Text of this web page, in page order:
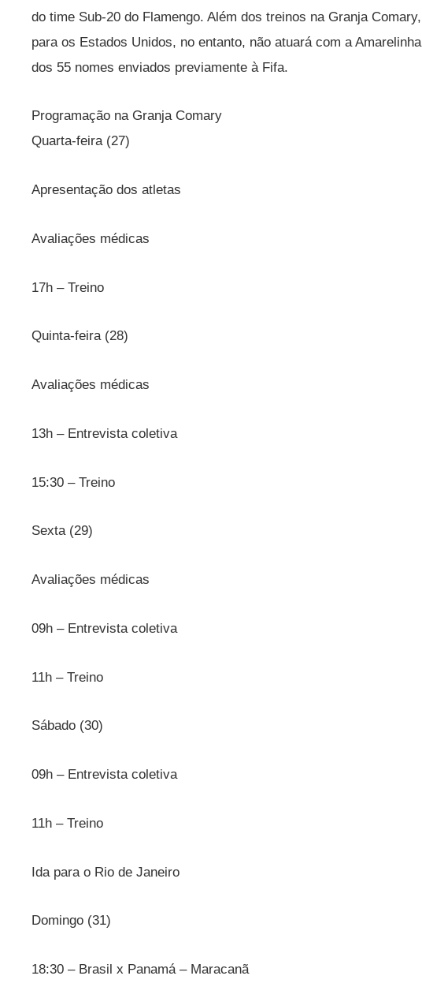
do time Sub-20 do Flamengo. Além dos treinos na Granja
para os Estados Unidos, no entanto, não atuará com a
dos 55 nomes enviados previamente à Fifa.
Programação na Granja Comary
Quarta-feira (27)
Apresentação dos atletas
Avaliações médicas
17h – Treino
Quinta-feira (28)
Avaliações médicas
13h – Entrevista coletiva
15:30 – Treino
Sexta (29)
Avaliações médicas
09h – Entrevista coletiva
11h – Treino
Sábado (30)
09h – Entrevista coletiva
11h – Treino
Ida para o Rio de Janeiro
Domingo (31)
18:30 – Brasil x Panamá – Maracanã